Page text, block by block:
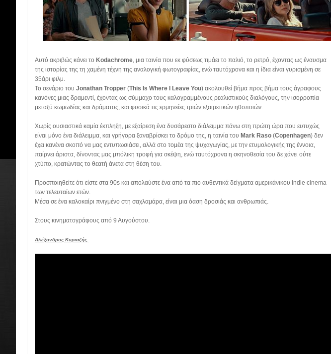
Αυτό ακριβώς κάνει το Kodachrome, μια ταινία που εκ φύσεως τιμάει το παλιό, το ρετρό, έχοντας ως έναυσμα
της ιστορίας της τη χαμένη τέχνη της αναλογική φωτογραφίας, ενώ ταυτόχρονα και η ίδια είναι γυρισμένη σε
35άρι φιλμ.
Το σενάριο του Jonathan Tropper (This Is Where I Leave You) ακολουθεί βήμα προς βήμα τους άγραφους
κανόνες μιας δραμεντί, έχοντας ως σύμμαχο τους καλογραμμένους ρεαλιστικούς διαλόγους, την ισορροπία
μεταξύ κωμωδίας και δράματος, και φυσικά τις ερμηνείες τριών εξαιρετικών ηθοποιών.
Χωρίς ουσιαστικά καμία έκπληξη, με εξαίρεση ένα δυσάρεστο διάλειμμα πάνω στη πρώτη ώρα που ευτυχώς
είναι μόνο ένα διάλειμμα, και γρήγορα ξαναβρίσκει το δρόμο της, η ταινία του Mark Raso (Copenhagen) δεν
έχει κανένα σκοπό να μας εντυπωσιάσει, αλλά στο τομέα της ψυχαγωγίας, με την ετυμολογικής της έννοια,
παίρνει άριστα, δίνοντας μας μπόλικη τροφή για σκέψη, ενώ ταυτόχρονα η σκηνοθεσία του δε χάνει ούτε
χτύπο, κρατώντας το θεατή άνετα στη θέση του.
Προσποιηθείτε ότι είστε στα 90s και απολαύστε ένα από τα πιο αυθεντικά δείγματα αμερικάνικου indie cinema
των τελευταίων ετών.
Μέσα σε ένα καλοκαίρι πνιγμένο στη σαχλαμάρα, είναι μια όαση δροσιάς και ανθρωπιάς.
Στους κινηματογράφους από 9 Αυγούστου.
Αλέξανδρος Κυριαζής.